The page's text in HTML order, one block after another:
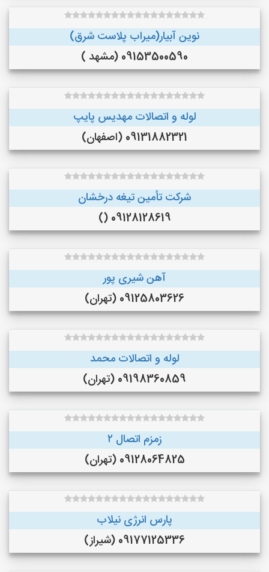
نوین آبیار(میراب پلاست شرق)
09153500590 (مشهد )
لوله و اتصالات مهدیس پایپ
09131882321 (اصفهان)
شرکت تأمین تیغه درخشان
09128128619 ()
آهن شیری پور
09125803626 (تهران)
لوله و اتصالات محمد
09198360859 (تهران)
زمزم اتصال ۲
09128064825 (تهران)
پارس انرژی نیلاب
09177125336 (شیراز)